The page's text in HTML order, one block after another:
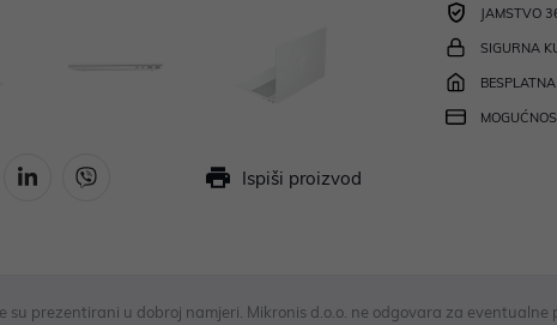
Ispiši proizvod
JAMSTVO
SIGURNA
su prezentirani u dobroj namjeri. Mikronis d.o.o. ne odgovara za